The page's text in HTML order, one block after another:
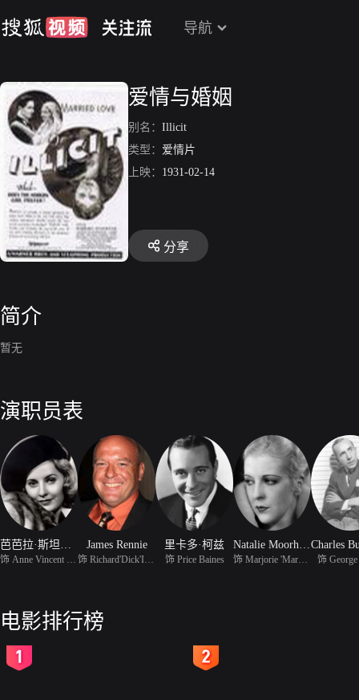
导航
爱情与婚姻
别名： Illicit
类型： 爱情片
上映： 1931-02-14
分享
简介
暂无
演职员表
James Rennie 里卡多·柯兹
饰 Price Baines 饰 George
电影排行榜